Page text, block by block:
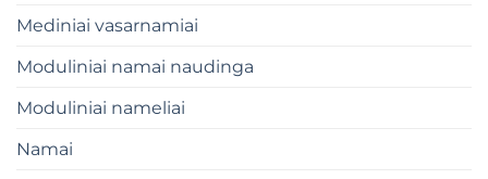
Mediniai vasarnamiai
Moduliniai namai naudinga
Moduliniai nameliai
Namai